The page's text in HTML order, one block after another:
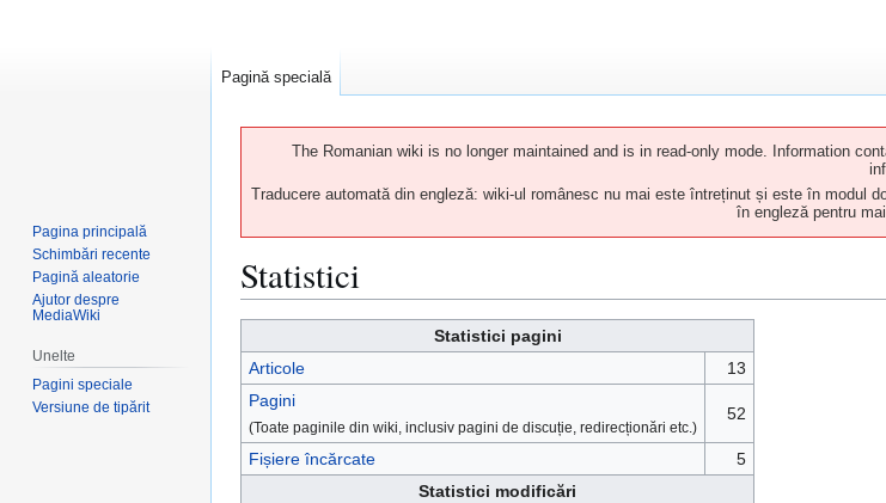
The Romanian wiki is no longer maintained and is in read-only mode. Information
Traducere automată din engleză: wiki-ul românesc nu mai este întreținut și este în modul
în engleză pentru
Statistici
la
navigare
la
căutare
Statistici pagini
Articole
13
Pagini
(Toate paginile din wiki, inclusiv pagini de discuție, redirecționări etc.)
52
Fișiere încărcate
5
Statistici modificări
Pagină specială
Pagina principală
Schimbări recente
Pagină aleatorie
Ajutor despre
MediaWiki
Unelte
Pagini speciale
Versiune de tipărit